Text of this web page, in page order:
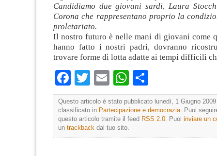
Candidiamo due giovani sardi, Laura
Corona che rappresentano proprio la
proletariato.
Il nostro futuro è nelle mani di giovani come
hanno fatto i nostri padri, dovranno
trovare forme di lotta adatte ai tempi difficili
Facebook
TwitterEmailWhatsApp
Questo articolo è stato pubblicato lunedì, 1 Giugno
classificato in Partecipazione e democrazia . Puoi
questo articolo tramite il feed RSS 2.0 . Puoi inviare un
un trackback dal tuo sito.